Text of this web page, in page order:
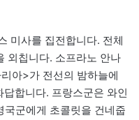
미사를 집전합니다. 전체
외칩니다. 소프라노 안나
아>가 전선의 밤하늘에
합니다. 프랑스군은 와인
군에게 초콜릿을 건네줍